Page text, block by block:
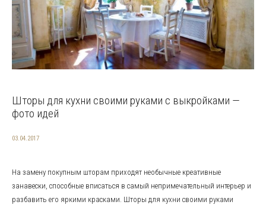
Шторы для кухни своими руками с выкройками —
фото идей
03.04.2017
На замену покупным шторам приходят необычные креативные
занавески, способные вписаться в самый непримечательный интерьер и
разбавить его яркими красками. Шторы для кухни своими руками